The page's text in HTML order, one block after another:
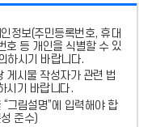
(상
정보(주민등록번호, 휴대
호 등 개인을 식별할 수 있
하시기 바랍니다.
게시물 작성자가 관련 법
시기 바랍니다.
그림설명”에 입력해야 합
준수)